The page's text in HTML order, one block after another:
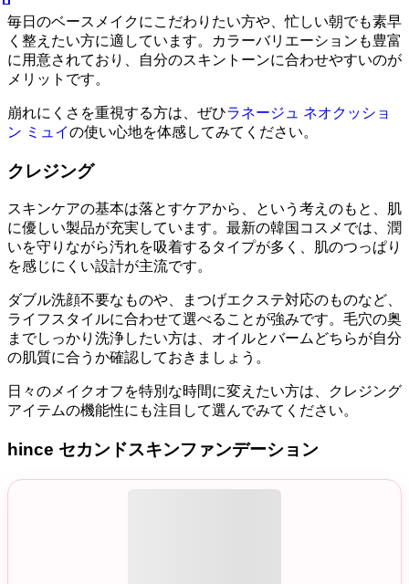
毎日のベースメイクにこだわりたい方や、忙しい朝でも素早
く整えたい方に適しています。カラーバリエーションも豊富
に用意されており、自分のスキントーンに合わせやすいのが
メリットです。
崩れにくさを重視する方は、ぜひラネージュ ネオクッショ
ン ミュイの使い心地を体感してみてください。
クレジング
スキンケアの基本は落とすケアから、という考えのもと、肌
に優しい製品が充実しています。最新の韓国コスメでは、潤
いを守りながら汚れを吸着するタイプが多く、肌のつっぱり
を感じにくい設計が主流です。
ダブル洗顔不要なものや、まつげエクステ対応のものなど、
ライフスタイルに合わせて選べることが強みです。毛穴の奥
までしっかり洗浄したい方は、オイルとバームどちらが自分
の肌質に合うか確認しておきましょう。
日々のメイクオフを特別な時間に変えたい方は、クレジング
アイテムの機能性にも注目して選んでみてください。
hince セカンドスキンファンデーション